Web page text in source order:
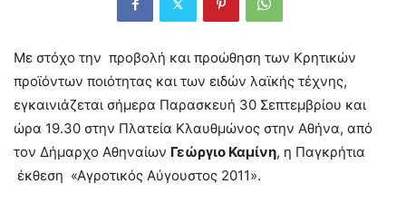
Με στόχο την προβολή και προώθηση των Κρητικών
προϊόντων ποιότητας και των ειδών λαϊκής τέχνης,
εγκαινιάζεται σήμερα Παρασκευή 30 Σεπτεμβρίου και
ώρα 19.30 στην Πλατεία Κλαυθμώνος στην Αθήνα, από
τον Δήμαρχο Αθηναίων Γεώργιο Καμίνη, η Παγκρήτια
έκθεση «Αγροτικός Αύγουστος 2011».